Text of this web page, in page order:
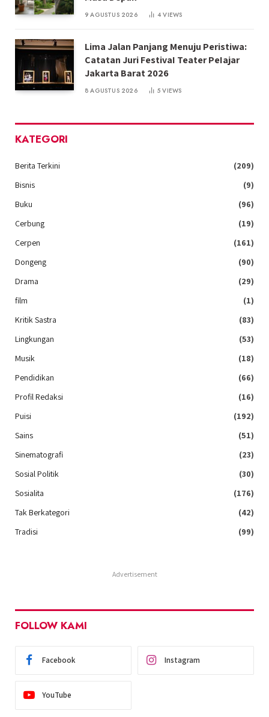
9 AGUSTUS 2026 4VIEWS
Lima Jalan Panjang Menuju Peristiwa:
Catatan Juri FestivaI Teater PeIajar
Jakarta Barat 2026
8 AGUSTUS 2026 5VIEWS
KATEGORI
Berita Terkini
(209)
Bisnis
(9)
Buku
(96)
Cerbung
(19)
Cerpen
(161)
Dongeng
(90)
Drama
(29)
film
(1)
Kritik Sastra
(83)
Lingkungan
(53)
Musik
(18)
Pendidikan
(66)
Profil Redaksi
(16)
Puisi
(192)
Sains
(51)
Sinematografi
(23)
Sosial Politik
(30)
Sosialita
(176)
Tak Berkategori
(42)
Tradisi
(99)
Advertisement
FOLLOW KAMI
Facebook Instagram
YouTube